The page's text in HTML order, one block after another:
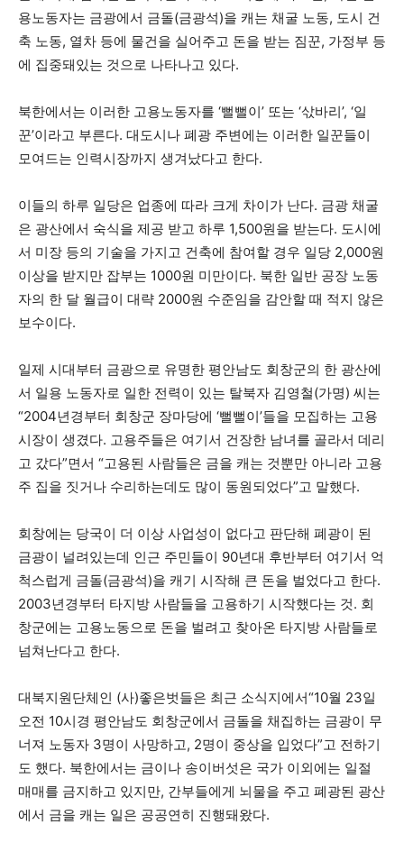
용노동자는 금광에서 금돌(금광석)을 캐는 채굴 노동, 도시 건
축 노동, 열차 등에 물건을 실어주고 돈을 받는 짐꾼, 가정부 등
에 집중돼있는 것으로 나타나고 있다.
북한에서는 이러한 고용노동자를 ‘뻘뻘이’ 또는 ‘삯바리’, ‘일
꾼’이라고 부른다. 대도시나 폐광 주변에는 이러한 일꾼들이
모여드는 인력시장까지 생겨났다고 한다.
이들의 하루 일당은 업종에 따라 크게 차이가 난다. 금광 채굴
은 광산에서 숙식을 제공 받고 하루 1,500원을 받는다. 도시에
서 미장 등의 기술을 가지고 건축에 참여할 경우 일당 2,000원
이상을 받지만 잡부는 1000원 미만이다. 북한 일반 공장 노동
자의 한 달 월급이 대략 2000원 수준임을 감안할 때 적지 않은
보수이다.
일제 시대부터 금광으로 유명한 평안남도 회창군의 한 광산에
서 일용 노동자로 일한 전력이 있는 탈북자 김영철(가명) 씨는
“2004년경부터 회창군 장마당에 ‘뻘뻘이’들을 모집하는 고용
시장이 생겼다. 고용주들은 여기서 건장한 남녀를 골라서 데리
고 갔다”면서 “고용된 사람들은 금을 캐는 것뿐만 아니라 고용
주 집을 짓거나 수리하는데도 많이 동원되었다”고 말했다.
회창에는 당국이 더 이상 사업성이 없다고 판단해 폐광이 된
금광이 널려있는데 인근 주민들이 90년대 후반부터 여기서 억
척스럽게 금돌(금광석)을 캐기 시작해 큰 돈을 벌었다고 한다.
2003년경부터 타지방 사람들을 고용하기 시작했다는 것. 회
창군에는 고용노동으로 돈을 벌려고 찾아온 타지방 사람들로
넘쳐난다고 한다.
대북지원단체인 (사)좋은벗들은 최근 소식지에서“10월 23일
오전 10시경 평안남도 회창군에서 금돌을 채집하는 금광이 무
너져 노동자 3명이 사망하고, 2명이 중상을 입었다”고 전하기
도 했다. 북한에서는 금이나 송이버섯은 국가 이외에는 일절
매매를 금지하고 있지만, 간부들에게 뇌물을 주고 폐광된 광산
에서 금을 캐는 일은 공공연히 진행돼왔다.